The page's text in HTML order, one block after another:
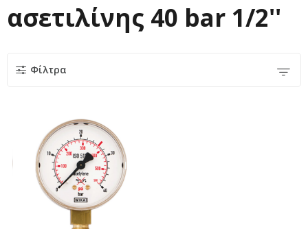
ασετιλίνης 40 bar 1/2''
Φίλτρα